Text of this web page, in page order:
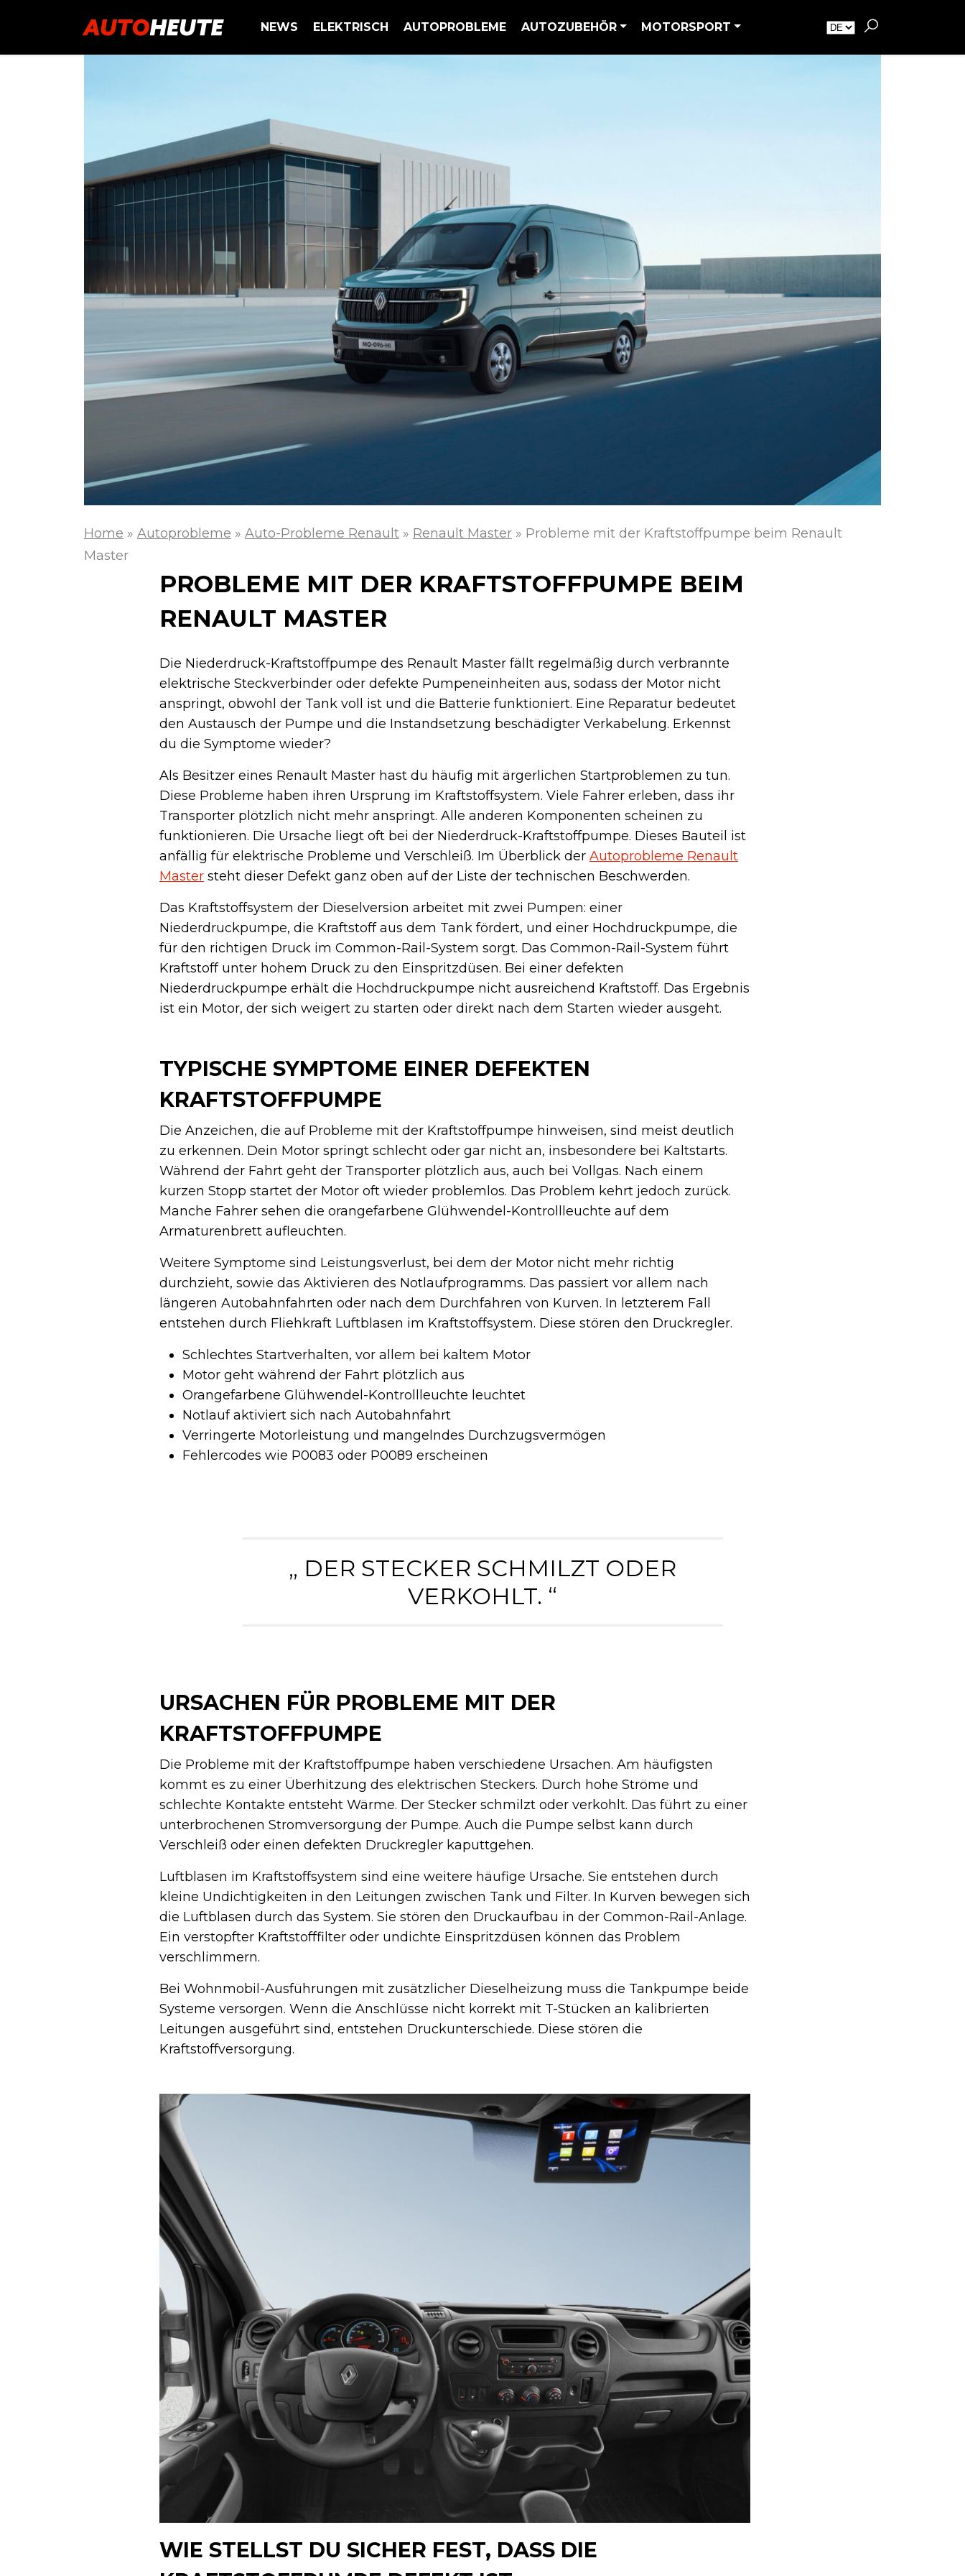
NEWS ELEKTRISCH AUTOPROBLEME AUTOZUBEHÖR MOTORSPORT
Home » Autoprobleme » Auto-Probleme Renault » Renault Master » Probleme mit der Kraftstoffpumpe beim Renault
Master
PROBLEME MIT DER KRAFTSTOFFPUMPE BEIM
RENAULT MASTER
Die Niederdruck-Kraftstoffpumpe des Renault Master fällt regelmäßig durch verbrannte
elektrische Steckverbinder oder defekte Pumpeneinheiten aus, sodass der Motor nicht
anspringt, obwohl der Tank voll ist und die Batterie funktioniert. Eine Reparatur bedeutet
den Austausch der Pumpe und die Instandsetzung beschädigter Verkabelung. Erkennst
du die Symptome wieder?
Als Besitzer eines Renault Master hast du häufig mit ärgerlichen Startproblemen zu tun.
Diese Probleme haben ihren Ursprung im Kraftstoffsystem. Viele Fahrer erleben, dass ihr
Transporter plötzlich nicht mehr anspringt. Alle anderen Komponenten scheinen zu
funktionieren. Die Ursache liegt oft bei der Niederdruck-Kraftstoffpumpe. Dieses Bauteil ist
anfällig für elektrische Probleme und Verschleiß. Im Überblick der Autoprobleme Renault
Master steht dieser Defekt ganz oben auf der Liste der technischen Beschwerden.
Das Kraftstoffsystem der Dieselversion arbeitet mit zwei Pumpen: einer
Niederdruckpumpe, die Kraftstoff aus dem Tank fördert, und einer Hochdruckpumpe, die
für den richtigen Druck im Common-Rail-System sorgt. Das Common-Rail-System führt
Kraftstoff unter hohem Druck zu den Einspritzdüsen. Bei einer defekten
Niederdruckpumpe erhält die Hochdruckpumpe nicht ausreichend Kraftstoff. Das Ergebnis
ist ein Motor, der sich weigert zu starten oder direkt nach dem Starten wieder ausgeht.
TYPISCHE SYMPTOME EINER DEFEKTEN
KRAFTSTOFFPUMPE
Die Anzeichen, die auf Probleme mit der Kraftstoffpumpe hinweisen, sind meist deutlich
zu erkennen. Dein Motor springt schlecht oder gar nicht an, insbesondere bei Kaltstarts.
Während der Fahrt geht der Transporter plötzlich aus, auch bei Vollgas. Nach einem
kurzen Stopp startet der Motor oft wieder problemlos. Das Problem kehrt jedoch zurück.
Manche Fahrer sehen die orangefarbene Glühwendel-Kontrollleuchte auf dem
Armaturenbrett aufleuchten.
Weitere Symptome sind Leistungsverlust, bei dem der Motor nicht mehr richtig
durchzieht, sowie das Aktivieren des Notlaufprogramms. Das passiert vor allem nach
längeren Autobahnfahrten oder nach dem Durchfahren von Kurven. In letzterem Fall
entstehen durch Fliehkraft Luftblasen im Kraftstoffsystem. Diese stören den Druckregler.
Schlechtes Startverhalten, vor allem bei kaltem Motor
Motor geht während der Fahrt plötzlich aus
Orangefarbene Glühwendel-Kontrollleuchte leuchtet
Notlauf aktiviert sich nach Autobahnfahrt
Verringerte Motorleistung und mangelndes Durchzugsvermögen
Fehlercodes wie P0083 oder P0089 erscheinen
„ DER STECKER SCHMILZT ODER
VERKOHLT. “
URSACHEN FÜR PROBLEME MIT DER
KRAFTSTOFFPUMPE
Die Probleme mit der Kraftstoffpumpe haben verschiedene Ursachen. Am häufigsten
kommt es zu einer Überhitzung des elektrischen Steckers. Durch hohe Ströme und
schlechte Kontakte entsteht Wärme. Der Stecker schmilzt oder verkohlt. Das führt zu einer
unterbrochenen Stromversorgung der Pumpe. Auch die Pumpe selbst kann durch
Verschleiß oder einen defekten Druckregler kaputtgehen.
Luftblasen im Kraftstoffsystem sind eine weitere häufige Ursache. Sie entstehen durch
kleine Undichtigkeiten in den Leitungen zwischen Tank und Filter. In Kurven bewegen sich
die Luftblasen durch das System. Sie stören den Druckaufbau in der Common-Rail-Anlage.
Ein verstopfter Kraftstofffilter oder undichte Einspritzdüsen können das Problem
verschlimmern.
Bei Wohnmobil-Ausführungen mit zusätzlicher Dieselheizung muss die Tankpumpe beide
Systeme versorgen. Wenn die Anschlüsse nicht korrekt mit T-Stücken an kalibrierten
Leitungen ausgeführt sind, entstehen Druckunterschiede. Diese stören die
Kraftstoffversorgung.
WIE STELLST DU SICHER FEST, DASS DIE